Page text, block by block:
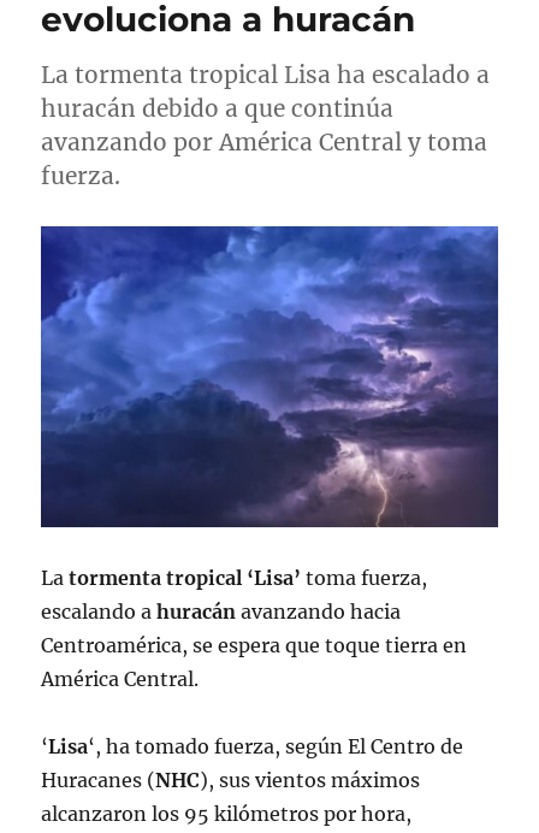
evoluciona a huracán
La tormenta tropical Lisa ha escalado a
huracán debido a que continúa
avanzando por América Central y toma
fuerza.
La tormenta tropical ‘Lisa’toma fuerza,
escalando ahuracán avanzando hacia
Centroamérica, se espera que toque tierra en
América Central.
‘Lisa‘, ha tomado fuerza, según El Centro de
Huracanes (NHC), sus vientos máximos
alcanzaron los 95 kilómetros por hora,